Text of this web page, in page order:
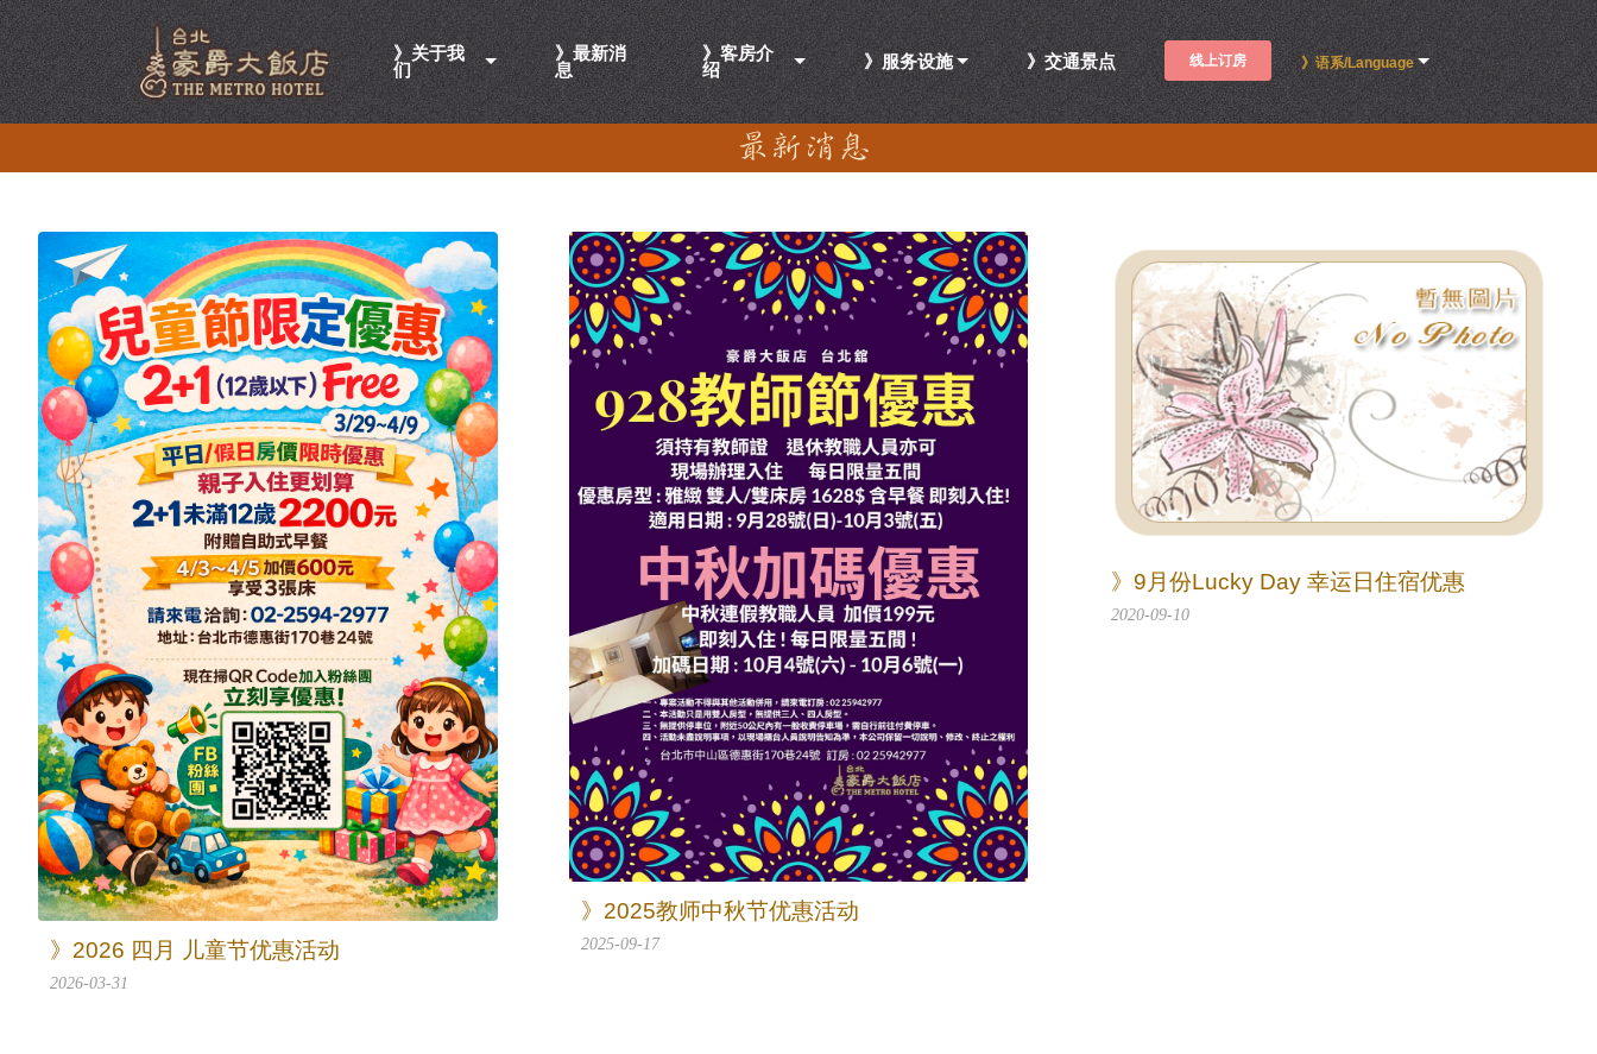
》关于我
们
》最新消
息
》客房介
绍
》服务设施 》交通景点 线上订房 》语系/Language
》2026 四月 儿童节优惠活动
2026-03-31
》2025教师中秋节优惠活动
2025-09-17
》9月份Lucky Day 幸运日住宿优惠
2020-09-10